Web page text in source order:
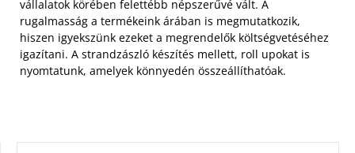
vállalatok körében felettébb népszerűvé vált. A
rugalmasság a termékeink árában is megmutatkozik,
hiszen igyekszünk ezeket a megrendelők költségvetéséhez
igazítani. A strandzászló készítés mellett, roll upokat is
nyomtatunk, amelyek könnyedén összeállíthatóak.